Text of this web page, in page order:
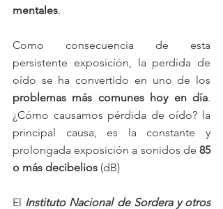
mentales.
Como consecuencia de esta
persistente exposición, la perdida de
problemas más comunes hoy en día.
¿Cómo causamos pérdida de oído? la
principal causa, es la constante y
prolongada exposición a sonidos de 85
o más decibelios (dB)
El Instituto Nacional de Sordera y otros